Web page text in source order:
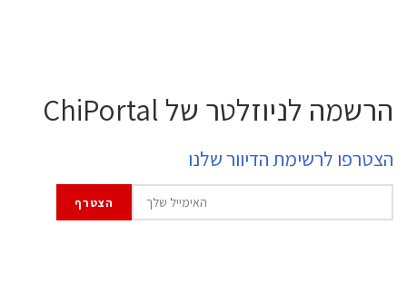
הרשמה לניוזלטר של ChiPortal
הצטרפו לרשימת הדיוור שלנו